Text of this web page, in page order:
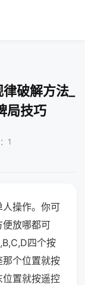
破解方法_
局技巧
1
操作。你可
便放哪都可
四个按
个位置就按
置就按遥控